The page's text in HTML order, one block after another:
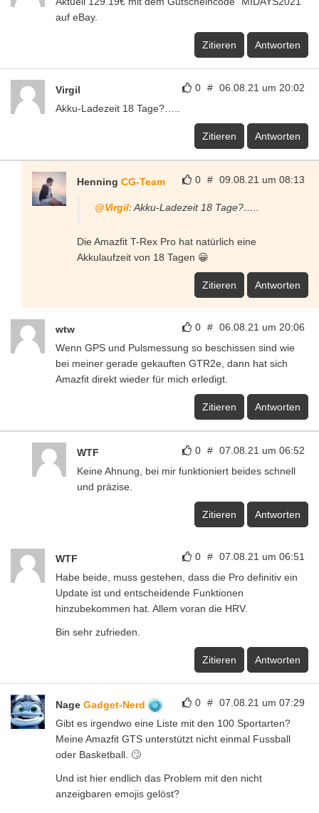
auf eBay.
Zitieren Antworten
0 # 06.08.21 um 20:02
Virgil
Akku-Ladezeit 18 Tage?…..
Zitieren Antworten
0 # 09.08.21 um 08:13
Henning CG-Team
@Virgil: Akku-Ladezeit 18 Tage?…..
Die Amazfit T-Rex Pro hat natürlich eine
Akkulaufzeit von 18 Tagen 😀
Zitieren Antworten
0 # 06.08.21 um 20:06
wtw
Wenn GPS und Pulsmessung so beschissen sind wie
bei meiner gerade gekauften GTR2e, dann hat sich
Amazfit direkt wieder für mich erledigt.
Zitieren Antworten
0 # 07.08.21 um 06:52
WTF
Keine Ahnung, bei mir funktioniert beides schnell
und präzise.
Zitieren Antworten
0 # 07.08.21 um 06:51
WTF
Habe beide, muss gestehen, dass die Pro definitiv ein
Update ist und entscheidende Funktionen
hinzubekommen hat. Allem voran die HRV.
Bin sehr zufrieden.
Zitieren Antworten
0 # 07.08.21 um 07:29
Nage Gadget-Nerd
Gibt es irgendwo eine Liste mit den 100 Sportarten?
Meine Amazfit GTS unterstützt nicht einmal Fussball
oder Basketball. 🙄
Und ist hier endlich das Problem mit den nicht
anzeigbaren emojis gelöst?